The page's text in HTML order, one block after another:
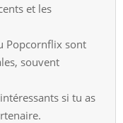
et les
Popcornflix sont
souvent
si tu as